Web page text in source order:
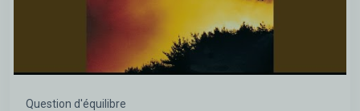
Question d'équilibre